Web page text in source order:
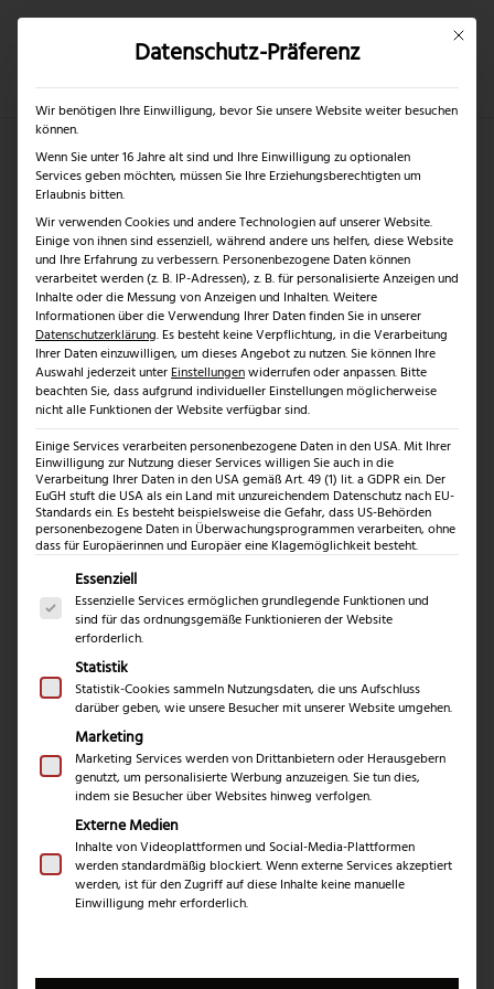
Suche
Mein Konto
Shop
Schärfer als die Konkurrenz
Messervertrieb Rottner bedeutet höchste Schneidwarenqualität
aus Solingen.
Social Media
Folgen Sie uns auf Social-Media durch die Welt der Messer
Newsletter
Erhalten Sie Neuigkeiten und aktuelle Trends rundum die
Messerwelt durch unseren Newsletter
Kontakt
Buchenstr. 3
42699 Solingen
Telefon:(0212) 25089021
info@messervertrieb-rottner.de
Rechtliches
Impressum
Datenschutzerklärung
Widerrufsbelehrung
Shopping
Mein Konto
Lasergravur
Schleifservice
Über Messervertrieb Rottner
Über uns
Mit
Datenschutz-Präferenz
Wir benötigen Ihre Einwilligung, bevor Sie unsere Website weiter besuchen
können.
Wenn Sie unter 16 Jahre alt sind und Ihre Einwilligung zu optionalen
Services geben möchten, müssen Sie Ihre Erziehungsberechtigten um
Erlaubnis bitten.
Wir verwenden Cookies und andere Technologien auf unserer Website.
Einige von ihnen sind essenziell, während andere uns helfen, diese Website
und Ihre Erfahrung zu verbessern. Personenbezogene Daten können
verarbeitet werden (z. B. IP-Adressen), z. B. für personalisierte Anzeigen und
Inhalte oder die Messung von Anzeigen und Inhalten.Weitere
Informationen über die Verwendung Ihrer Daten finden Sie in unserer
Datenschutzerklärung. Es besteht keine Verpflichtung, in die Verarbeitung
Ihrer Daten einzuwilligen, um dieses Angebot zu nutzen.Sie können Ihre
Auswahl jederzeit unter Einstellungenwiderrufen oder anpassen. Bitte
beachten Sie, dass aufgrund individueller Einstellungen möglicherweise
nicht alle Funktionen der Website verfügbar sind.
Einige Services verarbeiten personenbezogene Daten in den USA. Mit Ihrer
Einwilligung zur Nutzung dieser Services willigen Sie auch in die
Verarbeitung Ihrer Daten in den USA gemäß Art. 49 (1) lit. a GDPR ein. Der
EuGH stuft die USA als ein Land mit unzureichendem Datenschutz nach EU-
Standards ein. Es besteht beispielsweise die Gefahr, dass US-Behörden
personenbezogene Daten in Überwachungsprogrammen verarbeiten, ohne
dass für Europäerinnen und Europäer eine Klagemöglichkeit besteht.
Es folgt eine Liste der Service-Gruppen, für die eine
Essenziell
Essenzielle Services ermöglichen grundlegende Funktionen und
sind für das ordnungsgemäße Funktionieren der Website
erforderlich.
Statistik
Statistik-Cookies sammeln Nutzungsdaten, die uns Aufschluss
darüber geben, wie unsere Besucher mit unserer Website umgehen.
Marketing
Marketing Services werden von Drittanbietern oder Herausgebern
genutzt, um personalisierte Werbung anzuzeigen. Sie tun dies,
indem sie Besucher über Websites hinweg verfolgen.
Externe Medien
Inhalte von Videoplattformen und Social-Media-Plattformen
werden standardmäßig blockiert. Wenn externe Services akzeptiert
werden, ist für den Zugriff auf diese Inhalte keine manuelle
Einwilligung mehr erforderlich.